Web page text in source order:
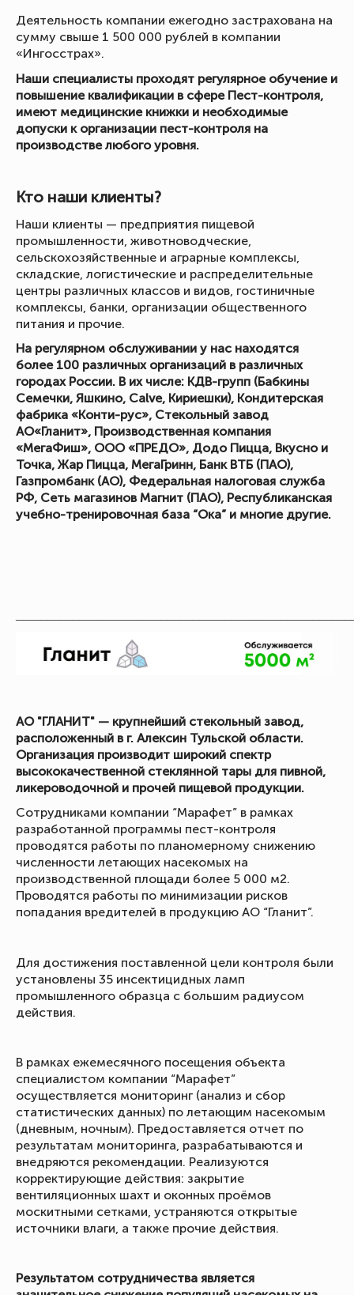
Деятельность компании ежегодно застрахована на
сумму свыше 1 500 000 рублей в компании
«Ингосстрах».
Наши специалисты проходят регулярное обучение и
повышение квалификации в сфере Пест-контроля,
имеют медицинские книжки и необходимые
допуски к организации пест-контроля на
производстве любого уровня.
Кто наши клиенты?
Наши клиенты — предприятия пищевой
промышленности, животноводческие,
сельскохозяйственные и аграрные комплексы,
складские, логистические и распределительные
центры различных классов и видов, гостиничные
комплексы, банки, организации общественного
питания и прочие.
На регулярном обслуживании у нас находятся
более 100 различных организаций в различных
городах России. В их числе: КДВ-групп (Бабкины
Семечки, Яшкино, Calve, Кириешки), Кондитерская
фабрика «Конти-рус», Стекольный завод
АО«Гланит», Производственная компания
«МегаФиш», ООО «ПРЕДО», Додо Пицца, Вкусно и
Точка, Жар Пицца, МегаГринн, Банк ВТБ (ПАО),
Газпромбанк (АО), Федеральная налоговая служба
РФ, Сеть магазинов Магнит (ПАО), Республиканская
учебно-тренировочная база “Ока” и многие другие.
АО "ГЛАНИТ" — крупнейший стекольный завод,
расположенный в г. Алексин Тульской области.
Организация производит широкий спектр
высококачественной стеклянной тары для пивной,
ликероводочной и прочей пищевой продукции.
Сотрудниками компании “Марафет” в рамках
разработанной программы пест-контроля
проводятся работы по планомерному снижению
численности летающих насекомых на
производственной площади более 5 000 м2.
Проводятся работы по минимизации рисков
попадания вредителей в продукцию АО “Гланит”.
Для достижения поставленной цели контроля были
установлены 35 инсектицидных ламп
промышленного образца с большим радиусом
действия.
В рамках ежемесячного посещения объекта
специалистом компании “Марафет”
осуществляется мониторинг (анализ и сбор
статистических данных) по летающим насекомым
(дневным, ночным). Предоставляется отчет по
результатам мониторинга, разрабатываются и
внедряются рекомендации. Реализуются
корректирующие действия: закрытие
вентиляционных шахт и оконных проёмов
москитными сетками, устраняются открытые
источники влаги, а также прочие действия.
Результатом сотрудничества является